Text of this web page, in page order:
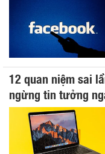
12 quan niệm sai
ngừng tin tưởng